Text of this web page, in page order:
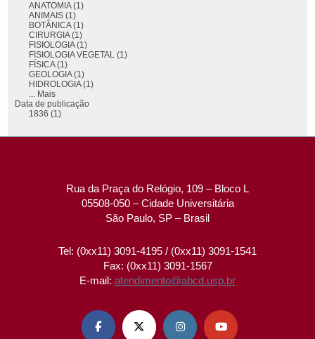
ANATOMIA (1)
ANIMAIS (1)
BOTÂNICA (1)
CIRURGIA (1)
FISIOLOGIA (1)
FISIOLOGIA VEGETAL (1)
FÍSICA (1)
GEOLOGIA (1)
HIDROLOGIA (1)
... Mais
Data de publicação
1836 (1)
Rua da Praça do Relógio, 109 – Bloco L
05508-050 – Cidade Universitária
São Paulo, SP – Brasil
Tel: (0xx11) 3091-4195 / (0xx11) 3091-1541
Fax: (0xx11) 3091-1567
E-mail: atendimento@abcd.usp.br
   